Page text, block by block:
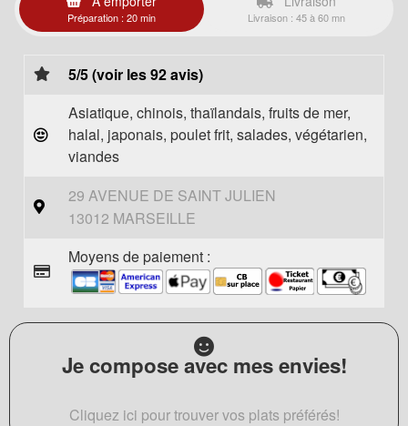
Préparation : 20 min Livraison : 45 à 60 mn
5/5 (voir les 92 avis)
Asiatique, chinois, thaïlandais, fruits de mer,
halal, japonais, poulet frit, salades, végétarien,
viandes
29 AVENUE DE SAINT JULIEN
13012 MARSEILLE
Moyens de paiement :
Je compose avec mes envies!
Cliquez ici pour trouver vos plats préférés!